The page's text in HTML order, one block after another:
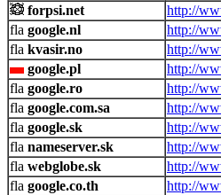
forpsi.net
http://
google.nl
http://
kvasir.no
http://
google.pl
http://
google.ro
http://
google.com.sa
http://
google.sk
http://
nameserver.sk
http://
webglobe.sk
http://
google.co.th
http://